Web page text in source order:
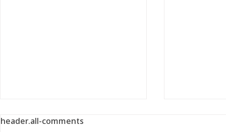
header.all-comments